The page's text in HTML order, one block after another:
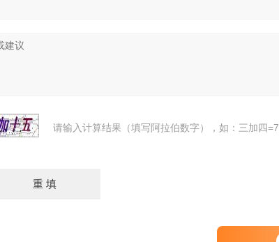
请输入计算结果（填写阿拉伯数字），如：三加四=7